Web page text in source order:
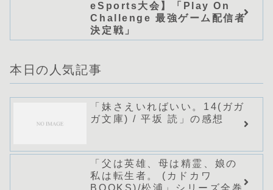
eSports大会】「Play On
Challenge 最強ゲーム配信者
決定戦」
本日の人気記事
「妹さえいればいい。14(ガガ
ガ文庫) / 平坂 読」の感想
「父は英雄、母は精霊、娘の
私は転生者。 (カドカワ
BOOKS)/松浦」シリーズ全巻